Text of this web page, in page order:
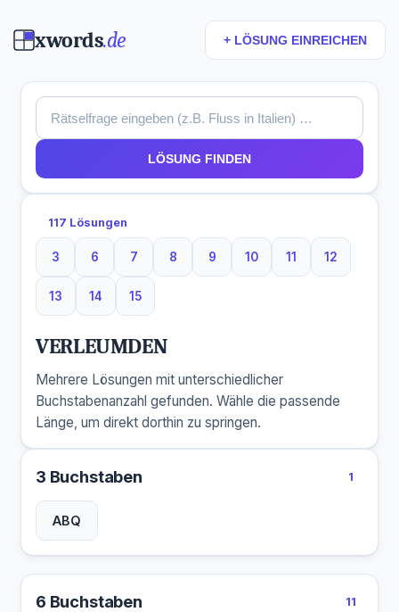
xwords.de + LÖSUNG EINREICHEN
LÖSUNG FINDEN
117 Lösungen
3
3 Buchstaben
6
6 Buchstaben
7
7 Buchstaben
8
8 Buchstaben
9
9 Buchstaben
10
10 Buchstaben
11
11 Buchstaben
12
12
13
13 Buchstaben
14
14 Buchstaben
15
15 Buchstaben
VERLEUMDEN
Mehrere Lösungen mit unterschiedlicher
Buchstabenanzahl gefunden. Wähle die passende
Länge, um direkt dorthin zu springen.
3 Buchstaben 1
ABQ
6 Buchstaben 11